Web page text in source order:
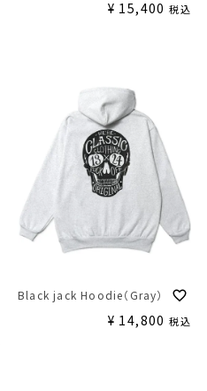
¥ 15,400 税込
Black jack Hoodie（Gray）
¥ 14,800 税込